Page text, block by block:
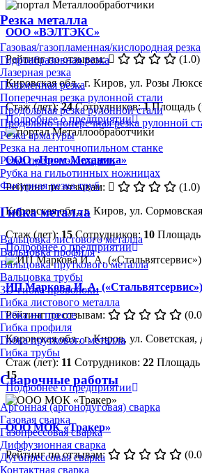
Резка металла
Газовая/газопламенная/кислородная резка
Гидроабразивная резка
Лазерная резка
Плазменная резка
Поперечная резка рулонной стали
Продольная резка рулонной стали
Продольно-поперечная резка рулонной
Резка арматуры
Резка на ленточнопильном станке
Резка пресс-ножницами
Рубка на гильотинных ножницах
Фигурная резка труб
Гибка металла
Вальцовка листового металла
Вальцовка профиля
Вальцовка пруткового металла
Вальцовка трубы
3D-гибка проволоки
Гибка листового металла
Гибка на прессе
Гибка профиля
Гибка пруткового металла
Гибка трубы
Сварочные работы
Аргонная (аргонодуговая) сварка
Газовая сварка
Газопрессовая сварка
Диффузионная сварка
Дугопрессовая сварка
Контактная сварка
ООО «ВЭЛТЭКС»
Рейтинг по отзывам:
(1.0)
Кировская обл., г. Киров, ул. Розы
Стаж (лет):24 Сотрудников:1 Площадь
Подробнее о предприятии
ООО «Пром-Механика»
Рейтинг по отзывам:
(1.0)
Кировская обл., г. Киров, ул.
Стаж (лет): 15 Сотрудников: 10 Площадь
Подробнее о предприятии
ИП Маркова И. А. («Стальвятсервис»)
Рейтинг по отзывам:
Кировская обл., г. Киров, ул. Советская,
Стаж (лет): 11 Сотрудников: 22 Площадь
15
Подробнее о предприятии
ООО МОК «Тракер»
Рейтинг по отзывам: